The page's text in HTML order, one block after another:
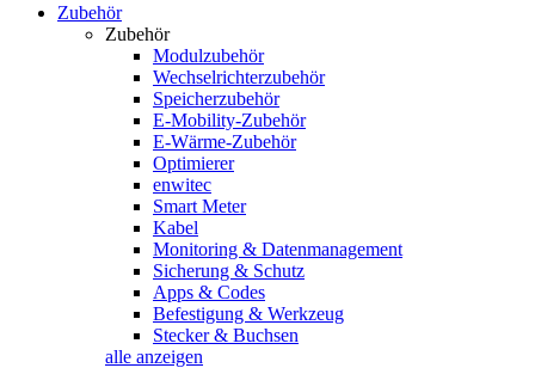
Zubehör
Zubehör
Modulzubehör
Wechselrichterzubehör
Speicherzubehör
E-Mobility-Zubehör
E-Wärme-Zubehör
Optimierer
enwitec
Smart Meter
Kabel
Monitoring & Datenmanagement
Sicherung & Schutz
Apps & Codes
Befestigung & Werkzeug
Stecker & Buchsen
alle anzeigen